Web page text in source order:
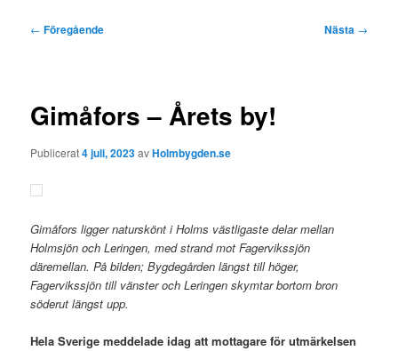
Inläggsnavigering
← Föregående Nästa →
Gimåfors – Årets by!
Publicerat4 juli, 2023avHolmbygden.se
Gimåfors ligger naturskönt i Holms västligaste delar mellan
Holmsjön och Leringen, med strand mot Fagervikssjön
däremellan. På bilden; Bygdegården längst till höger,
Fagervikssjön till vänster och Leringen skymtar bortom bron
söderut längst upp.
Hela Sverige meddelade idag att mottagare för utmärkelsen